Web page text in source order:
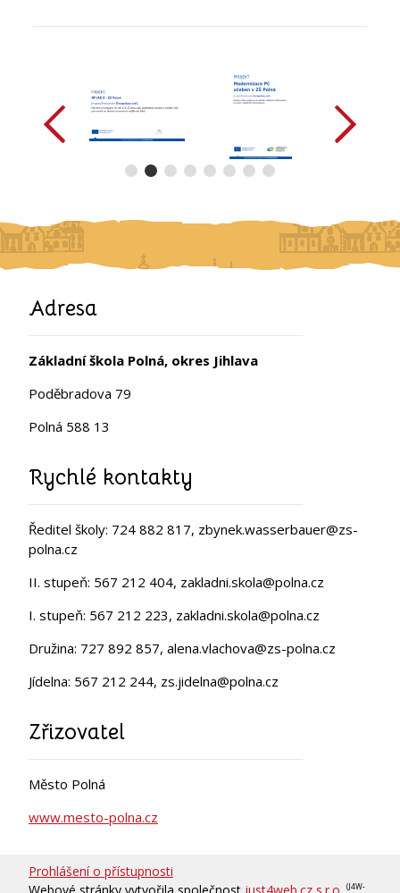
Adresa
Základní škola Polná, okres Jihlava
Poděbradova 79
Polná 588 13
Rychlé kontakty
Ředitel školy: 724 882 817, zbynek.wasserbauer@zs-
polna.cz
II. stupeň: 567 212 404, zakladni.skola@polna.cz
I. stupeň: 567 212 223, zakladni.skola@polna.cz
Družina: 727 892 857, alena.vlachova@zs-polna.cz
Jídelna: 567 212 244, zs.jidelna@polna.cz
Zřizovatel
Město Polná
www.mesto-polna.cz
Prohlášení o přístupnosti
(J4W-